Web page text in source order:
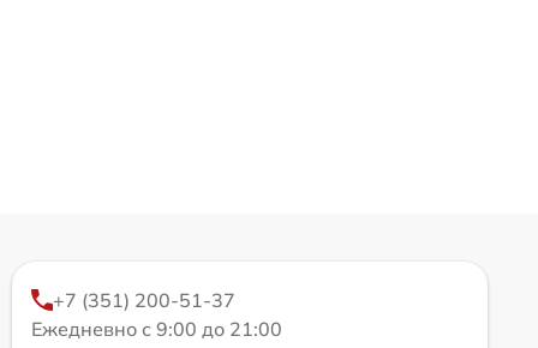
+7 (351) 200-51-37
Ежедневно с 9:00 до 21:00